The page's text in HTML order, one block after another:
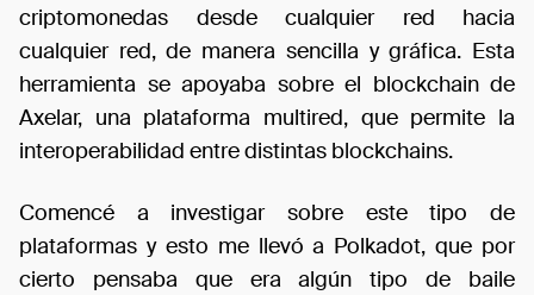
criptomonedas desde cualquier red hacia
cualquier red, de manera sencilla y gráfica. Esta
herramienta se apoyaba sobre el blockchain de
Axelar, una plataforma multired, que permite la
interoperabilidad entre distintas blockchains.
Comencé a investigar sobre este tipo de
plataformas y esto me llevó a Polkadot, que por
cierto pensaba que era algún tipo de baile